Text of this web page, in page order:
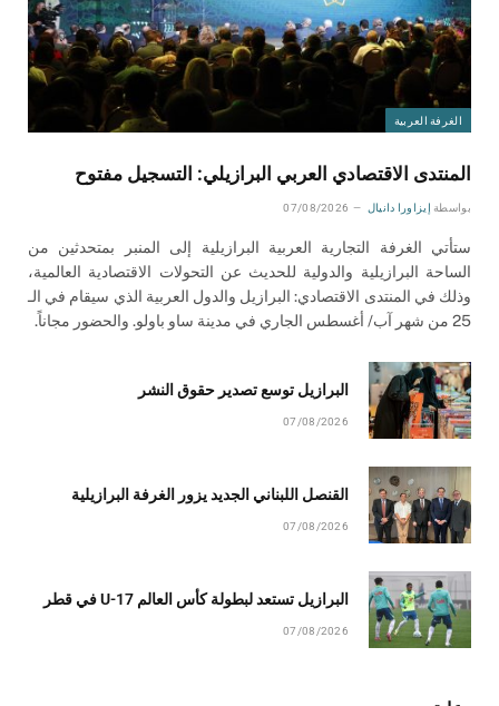
الغرفة العربية
المنتدى الاقتصادي العربي البرازيلي: التسجيل مفتوح
بواسطة إيزاورا دانيال 07/08/2026
ستأتي الغرفة التجارية العربية البرازيلية إلى المنبر بمتحدثين من
الساحة البرازيلية والدولية للحديث عن التحولات الاقتصادية العالمية،
وذلك في المنتدى الاقتصادي: البرازيل والدول العربية الذي سيقام في الـ
25 من شهر آب/ أغسطس الجاري في مدينة ساو باولو. والحضور مجاناً.
البرازيل توسع تصدير حقوق النشر
07/08/2026
القنصل اللبناني الجديد يزور الغرفة البرازيلية
07/08/2026
البرازيل تستعد لبطولة كأس العالم U-17 في قطر
07/08/2026